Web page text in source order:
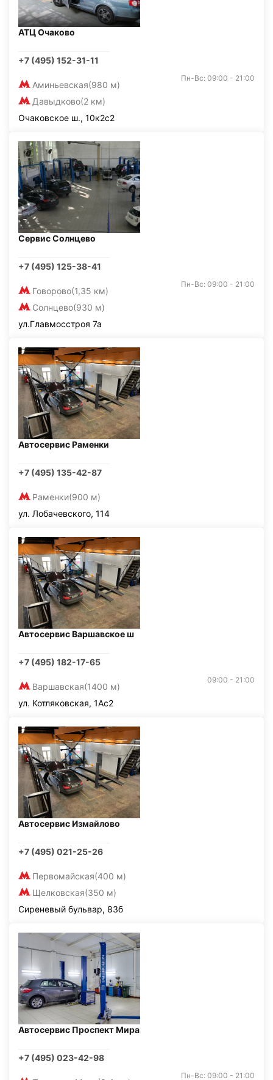
АТЦ Очаково
+7 (495) 152-31-11
Аминьевская(980 м)
Давыдково(2 км)
Пн-Вс: 09:00 - 21:00
Очаковское ш., 10к2с2
Сервис Солнцево
+7 (495) 125-38-41
Говорово(1,35 км)
Солнцево(930 м)
Пн-Вс: 09:00 - 21:00
ул.Главмосстроя 7а
Автосервис Раменки
+7 (495) 135-42-87
Раменки(900 м)
ул. Лобачевского, 114
Автосервис Варшавское ш
+7 (495) 182-17-65
Варшавская(1400 м)
09:00 - 21:00
ул. Котляковская, 1Ас2
Автосервис Измайлово
+7 (495) 021-25-26
Первомайская(400 м)
Щелковская(350 м)
Сиреневый бульвар, 83б
Автосервис Проспект Мира
+7 (495) 023-42-98
Пн-Вс: 09:00 - 21:00